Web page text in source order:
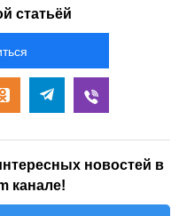
статьёй
новостей в
канале!